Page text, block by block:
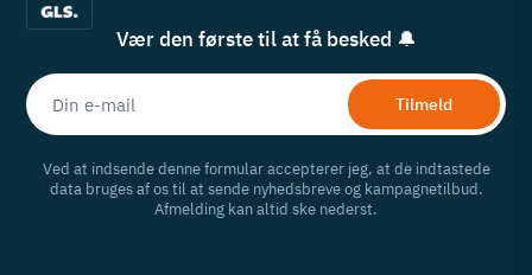
Vær den første til at få besked 🔔
Tilmeld
Ved at indsende denne formular accepterer jeg, at de indtastede
data bruges af os til at sende nyhedsbreve og kampagnetilbud.
Afmelding kan altid ske nederst.